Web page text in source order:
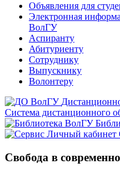
Объявления для
Электронная
ВолГУ
Аспиранту
Абитуриенту
Сотруднику
Выпускнику
Волонтеру
Система дистанционного
Свобода в